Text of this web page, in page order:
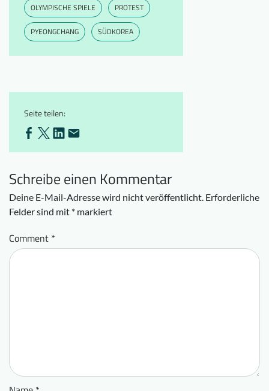
OLYMPISCHE SPIELE PROTEST
PYEONGCHANG SÜDKOREA
Seite teilen:
Schreibe einen Kommentar
Deine E-Mail-Adresse wird nicht veröffentlicht. Erforderliche
Felder sind mit * markiert
Comment *